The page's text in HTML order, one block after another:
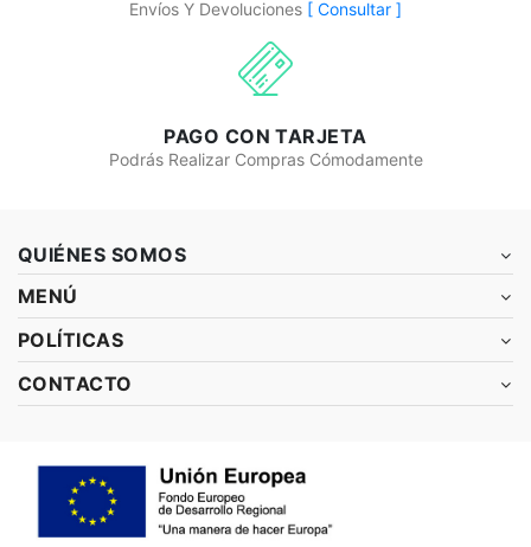
Envíos Y Devoluciones [ Consultar ]
PAGO CON TARJETA
Podrás Realizar Compras Cómodamente
QUIÉNES SOMOS
MENÚ
POLÍTICAS
CONTACTO